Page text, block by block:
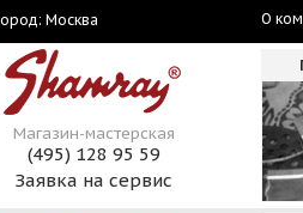
Москва О
Магазин-мастерская
(495) 128 95 59
Заявка на сервис